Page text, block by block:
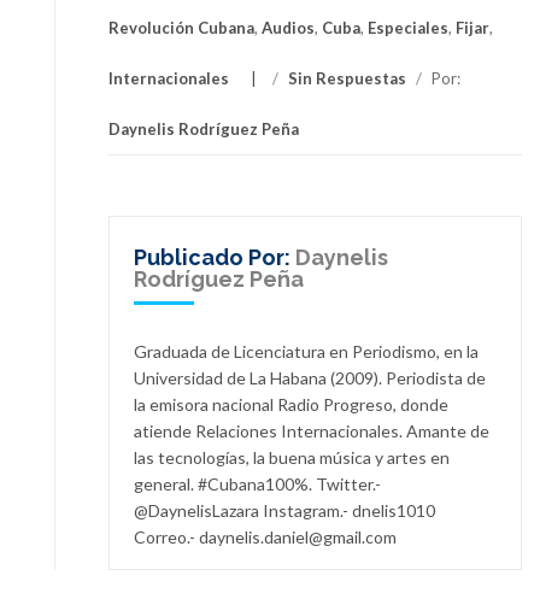
Revolución Cubana, Audios, Cuba, Especiales, Fijar,
Internacionales / Sin Respuestas / Por:
Daynelis Rodríguez Peña
Publicado Por: Daynelis
Rodríguez Peña
Graduada de Licenciatura en Periodismo, en la
Universidad de La Habana (2009). Periodista de
la emisora nacional Radio Progreso, donde
atiende Relaciones Internacionales. Amante de
las tecnologías, la buena música y artes en
general. #Cubana100%. Twitter.-
@DaynelisLazara Instagram.- dnelis1010
Correo.- daynelis.daniel@gmail.com